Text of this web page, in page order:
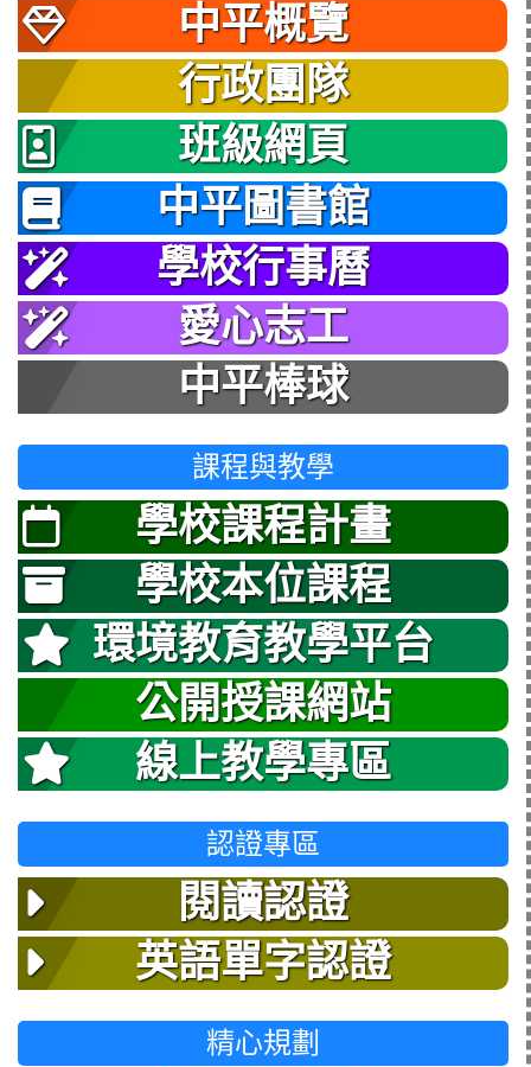
中平概覽
行政團隊
班級網頁
中平圖書館
學校行事曆
愛心志工
中平棒球
課程與教學
學校課程計畫
學校本位課程
環境教育教學平台
公開授課網站
線上教學專區
認證專區
閱讀認證
英語單字認證
精心規劃